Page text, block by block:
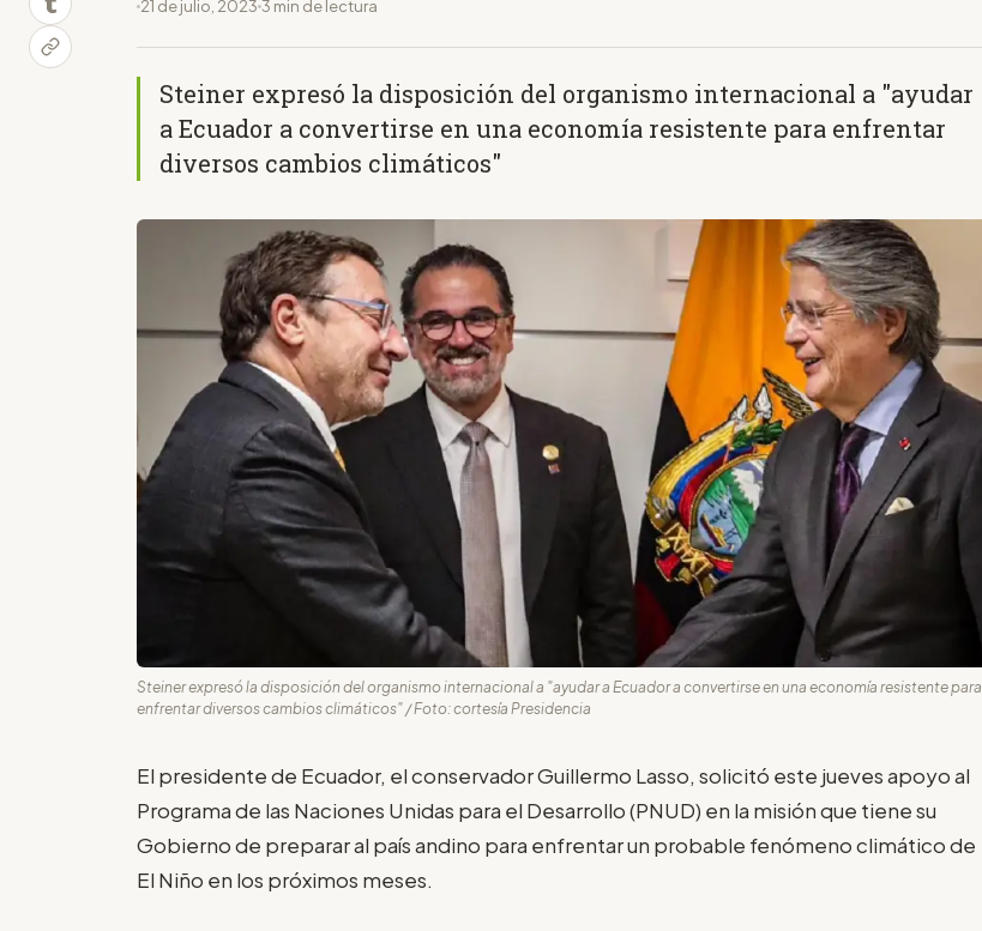
21 de julio, 2023 3 min de lectura
Steiner expresó la disposición del organismo internacional a "ayudar
a Ecuador a convertirse en una economía resistente para enfrentar
diversos cambios climáticos"
Steiner expresó la disposición del organismo internacional a "ayudar a Ecuador a convertirse en una economía resistente para
enfrentar diversos cambios climáticos" / Foto: cortesía Presidencia
El presidente de Ecuador, el conservador Guillermo Lasso, solicitó este jueves apoyo al
Programa de las Naciones Unidas para el Desarrollo (PNUD) en la misión que tiene su
Gobierno de preparar al país andino para enfrentar un probable fenómeno climático de
El Niño en los próximos meses.